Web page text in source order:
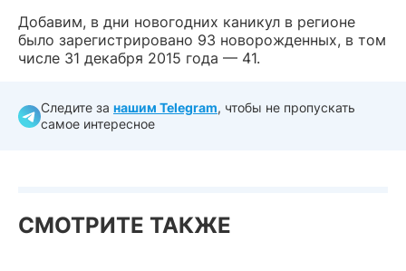
Добавим, в дни новогодних каникул в регионе
было зарегистрировано 93 новорожденных, в том
числе 31 декабря 2015 года — 41.
Следите за нашим Telegram, чтобы не пропускать
самое интересное
СМОТРИТЕ ТАКЖЕ